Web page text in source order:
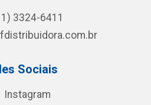
3324-6411
Sociais
Instagram